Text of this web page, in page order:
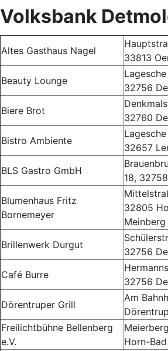
Volksbank
Altes Gasthaus Nagel
33813
Beauty Lounge
32756
Biere Brot
32760
Bistro Ambiente
32657
BLS Gastro GmbH
18,
Blumenhaus Fritz
Bornemeyer
32805
Meinberg
Brillenwerk Durgut
32756
Café Burre
32756
Dörentruper Grill
Am
Dörentrup
Freilichtbühne Bellenberg
e.V.
Horn-